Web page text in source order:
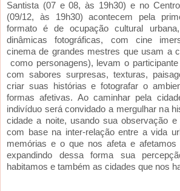
Santista (07 e 08, às 19h30) e no
(09/12, às 19h30) acontecem pela
formato é de ocupação cultural
dinâmicas fotográficas, com cine
cinema de grandes mestres que usam a
como personagens), levam o
com sabores surpresas, texturas,
criar suas histórias e fotografar o
formas afetivas. Ao caminhar pela
indivíduo será convidado a mergulhar na
cidade a noite, usando sua observação e
com base na inter-relação entre a vida
memórias e o que nos afeta e afetamos
expandindo dessa forma sua
habitamos e também as cidades que nos